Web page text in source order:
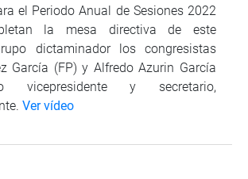
el Periodo Anual de Sesiones 2022
la mesa directiva de este
dictaminador los congresistas
García (FP) y Alfredo Azurin García
vicepresidente y secretario,
Ver vídeo